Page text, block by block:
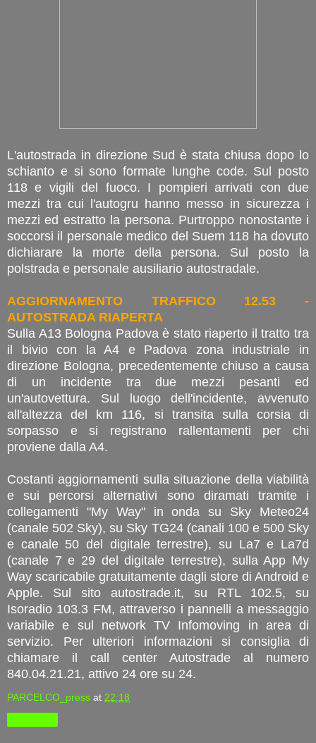
L'autostrada in direzione Sud è stata chiusa dopo lo
schianto e si sono formate lunghe code. Sul posto
118 e vigili del fuoco. I pompieri arrivati con due
mezzi tra cui l'autogru hanno messo in sicurezza i
mezzi ed estratto la persona. Purtroppo nonostante i
soccorsi il personale medico del Suem 118 ha dovuto
dichiarare la morte della persona. Sul posto la
polstrada e personale ausiliario autostradale.
AGGIORNAMENTO TRAFFICO 12.53 -
AUTOSTRADA RIAPERTA
Sulla A13 Bologna Padova è stato riaperto il tratto tra
il bivio con la A4 e Padova zona industriale in
direzione Bologna, precedentemente chiuso a causa
di un incidente tra due mezzi pesanti ed
un'autovettura. Sul luogo dell'incidente, avvenuto
all'altezza del km 116, si transita sulla corsia di
sorpasso e si registrano rallentamenti per chi
proviene dalla A4.
Costanti aggiornamenti sulla situazione della viabilità
e sui percorsi alternativi sono diramati tramite i
collegamenti "My Way" in onda su Sky Meteo24
(canale 502 Sky), su Sky TG24 (canali 100 e 500 Sky
e canale 50 del digitale terrestre), su La7 e La7d
(canale 7 e 29 del digitale terrestre), sulla App My
Way scaricabile gratuitamente dagli store di Android e
Apple. Sul sito autostrade.it, su RTL 102.5, su
Isoradio 103.3 FM, attraverso i pannelli a messaggio
variabile e sul network TV Infomoving in area di
servizio. Per ulteriori informazioni si consiglia di
chiamare il call center Autostrade al numero
840.04.21.21, attivo 24 ore su 24.
PARCELCO_press at 22:18